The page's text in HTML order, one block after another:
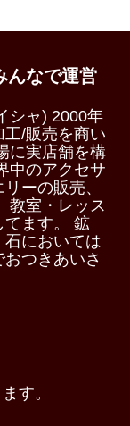
んなで運営
シャ) 2000年
/販売を商い
に実店舗を構
中のアクセサ
ーの販売、
教室・レッス
てます。 鉱
においては
つきあいさ
す。